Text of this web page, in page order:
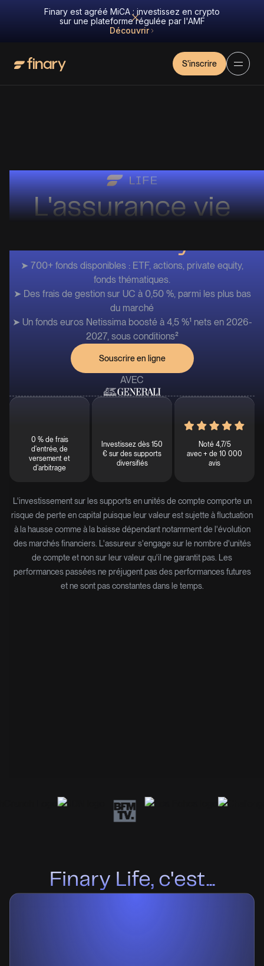
Finary est agréé MiCA : investissez en crypto
sur une plateforme régulée par l'AMF
Découvrir
S'inscrire
L'assurance vie
➤ 700+ fonds disponibles : ETF, actions, private equity,
fonds thématiques.
➤ Des frais de gestion sur UC à 0,50 %, parmi les plus bas
du marché
➤ Un fonds euros Netissima boosté à 4,5 %¹ nets en 2026-
2027, sous conditions²
Souscrire en ligne
AVEC
0 % de frais
d'entrée, de
versement et
d'arbitrage
Investissez dès 150
€ sur des supports
diversifiés
Noté 4,7/5
avec + de 10 000
avis
L'investissement sur les supports en unités de compte comporte un
risque de perte en capital puisque leur valeur est sujette à fluctuation
à la hausse comme à la baisse dépendant notamment de l'évolution
des marchés financiers. L'assureur s'engage sur le nombre d'unités
de compte et non sur leur valeur qu'il ne garantit pas. Les
performances passées ne préjugent pas des performances futures
et ne sont pas constantes dans le temps.
Finary Life, c'est...